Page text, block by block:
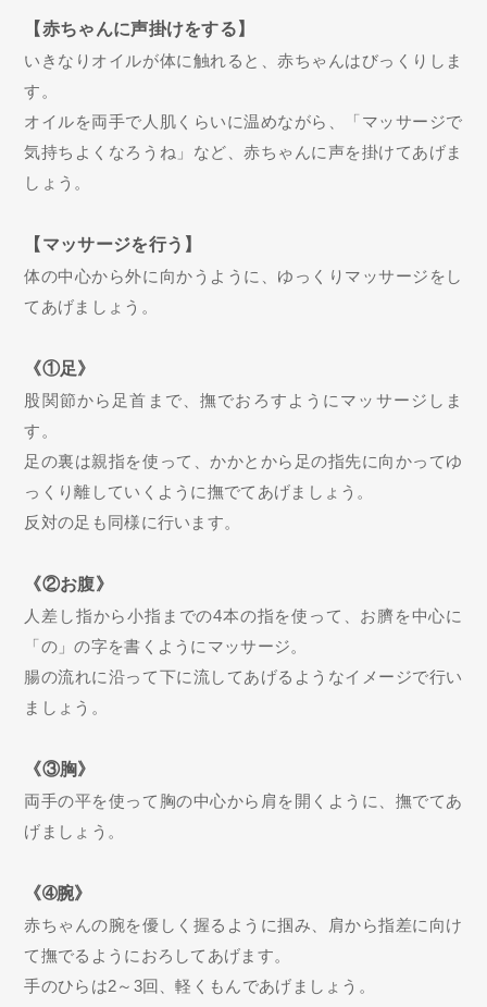
【赤ちゃんに声掛けをする】
いきなりオイルが体に触れると、赤ちゃんはびっくりしま
す。
オイルを両手で人肌くらいに温めながら、「マッサージで
気持ちよくなろうね」など、赤ちゃんに声を掛けてあげま
しょう。
【マッサージを行う】
体の中心から外に向かうように、ゆっくりマッサージをし
てあげましょう。
《①足》
股関節から足首まで、撫でおろすようにマッサージしま
す。
足の裏は親指を使って、かかとから足の指先に向かってゆ
っくり離していくように撫でてあげましょう。
反対の足も同様に行います。
《②お腹》
人差し指から小指までの4本の指を使って、お臍を中心に
「の」の字を書くようにマッサージ。
腸の流れに沿って下に流してあげるようなイメージで行い
ましょう。
《③胸》
両手の平を使って胸の中心から肩を開くように、撫でてあ
げましょう。
《➃腕》
赤ちゃんの腕を優しく握るように掴み、肩から指差に向け
て撫でるようにおろしてあげます。
手のひらは2～3回、軽くもんであげましょう。